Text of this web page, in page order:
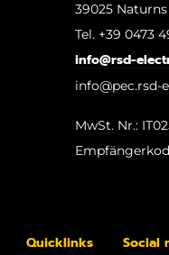
39025
Tel. +39 0473
info@rsd-
info@pec.rsd-
MwSt. Nr.:
Quicklinks Social